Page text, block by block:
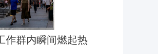
群内瞬间燃起热